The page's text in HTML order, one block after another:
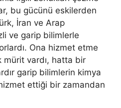
bu gücünü eskilerden
İran ve Arap
ve garip bilimlerle
Ona hizmet etme
vardı, hatta bir
garip bilimlerin kimya
ettiği bir zamandan